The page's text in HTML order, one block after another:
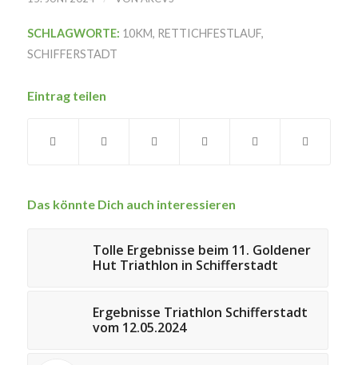
SCHLAGWORTE: 10KM, RETTICHFESTLAUF,
SCHIFFERSTADT
Eintrag teilen
Das könnte Dich auch interessieren
Tolle Ergebnisse beim 11. Goldener
Hut Triathlon in Schifferstadt
Ergebnisse Triathlon Schifferstadt
vom 12.05.2024